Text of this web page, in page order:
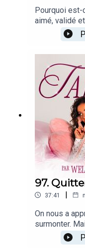
Pourquoi est-
aimé, validé
parle de ce
de ce qu'il
on décide
97.
37:41 |
On nous a
surmonter.
cet épisode,
sentiments